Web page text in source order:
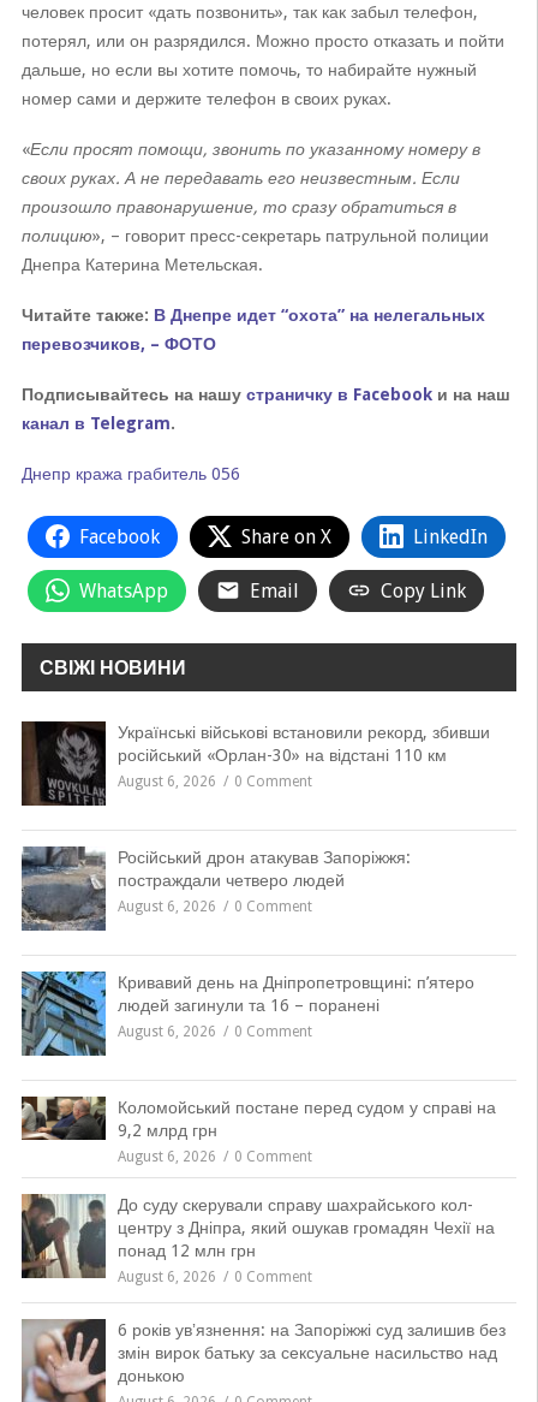
человек просит «дать позвонить», так как забыл телефон,
потерял, или он разрядился. Можно просто отказать и пойти
дальше, но если вы хотите помочь, то набирайте нужный
номер сами и держите телефон в своих руках.
«Если просят помощи, звонить по указанному номеру в
своих руках. А не передавать его неизвестным. Если
произошло правонарушение, то сразу обратиться в
полицию», – говорит пресс-секретарь патрульной полиции
Днепра Катерина Метельская.
Читайте также: В Днепре идет “охота” на нелегальных
перевозчиков, – ФОТО
Подписывайтесь на нашу страничку в Facebookи на наш
канал в Telegram.
Днепр кража грабитель 056
Facebook Share on X LinkedIn
WhatsApp Email Copy Link
СВІЖІ НОВИНИ
Українські військові встановили рекорд, збивши
російський «Орлан-30» на відстані 110 км
August 6, 2026 0 Comment
Російський дрон атакував Запоріжжя:
постраждали четверо людей
August 6, 2026 0 Comment
Кривавий день на Дніпропетровщині: п’ятеро
людей загинули та 16 – поранені
August 6, 2026 0 Comment
Коломойський постане перед судом у справі на
9,2 млрд грн
August 6, 2026 0 Comment
До суду скерували справу шахрайського кол-
центру з Дніпра, який ошукав громадян Чехії на
понад 12 млн грн
August 6, 2026 0 Comment
6 років увʼязнення: на Запоріжжі суд залишив без
змін вирок батьку за сексуальне насильство над
донькою